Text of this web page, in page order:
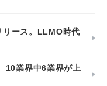
リース。LLMO時代
業界中6業界が上